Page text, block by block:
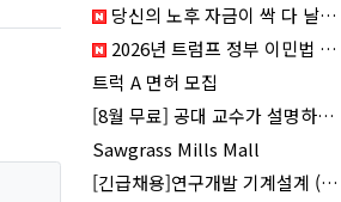
당신의 노후 자금이 싹 다 날아갈 수도 있습니다, 롱텀케어 준비 하기
2026년 트럼프 정부 이민법 전면 시행 꼭 알아야 할 4가지!!
트럭 A 면허 모집
[8월 무료] 공대 교수가 설명하는 AP Physics1 물리 온라인 강의
Sawgrass Mills Mall
[긴급채용]연구개발 기계설계 (C&C) 엔지니어 모집